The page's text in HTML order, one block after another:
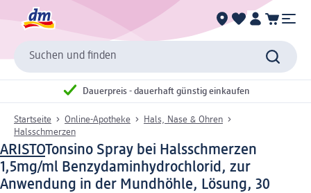
Suchen und finden
Dauerpreis - dauerhaft günstig einkaufen
Startseite Online-Apotheke
Hals, Nase & Ohren
Halsschmerzen
ARISTOTonsino Spray bei Halsschmerzen
1,5mg/ml Benzydaminhydrochlorid, zur
Anwendung in der Mundhöhle, Lösung, 30